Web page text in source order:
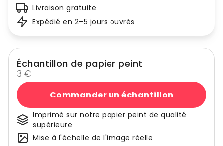
Livraison gratuite
Expédié en 2–5 jours ouvrés
Échantillon de papier peint
3 €
Commander un échantillon
Imprimé sur notre papier peint de qualité
supérieure
Mise à l'échelle de l'image réelle